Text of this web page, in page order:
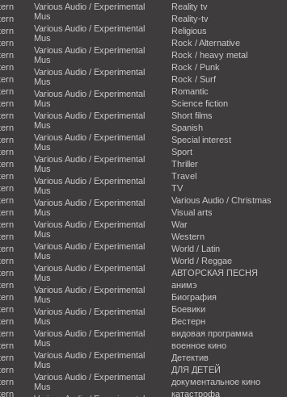
Various Audio / Experimental
Mus
Various Audio / Experimental
Mus
Various Audio / Experimental
Mus
Various Audio / Experimental
Mus
Various Audio / Experimental
Mus
Various Audio / Experimental
Mus
Various Audio / Experimental
Mus
Various Audio / Experimental
Mus
Various Audio / Experimental
Mus
Various Audio / Experimental
Mus
Various Audio / Experimental
Mus
Various Audio / Experimental
Mus
Various Audio / Experimental
Mus
Various Audio / Experimental
Mus
Various Audio / Experimental
Mus
Various Audio / Experimental
Mus
Various Audio / Experimental
Mus
Various Audio / Experimental
Mus
Reality tv
Reality-tv
Religious
Rock / Alternative
Rock / heavy metal
Rock / Punk
Rock / Surf
Romantic
Science fiction
Short films
Spanish
Special interest
Sport
Thriller
Travel
TV
Various Audio / Christmas
Visual arts
War
Western
World / Latin
World / Reggae
АВТОРСКАЯ ПЕСНЯ
анимэ
Биография
Боевики
Вестерн
видовая программа
военное кино
Детектив
ДЛЯ ДЕТЕЙ
документальное кино
катастрофа